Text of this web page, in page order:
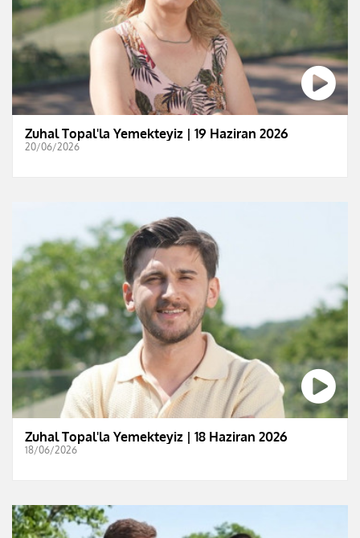
Zuhal Topal'la Yemekteyiz | 19 Haziran 2026
20/06/2026
Zuhal Topal'la Yemekteyiz | 18 Haziran 2026
18/06/2026